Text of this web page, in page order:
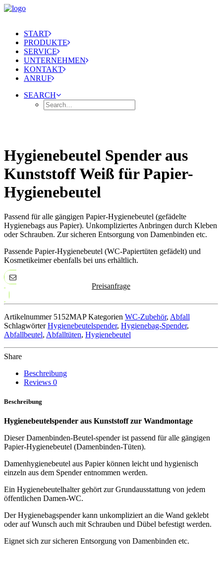
START
PRODUKTE
SERVICE
UNTERNEHMEN
KONTAKT
ANRUF
SEARCH
Hygienebeutel Spender aus
Kunststoff Weiß für Papier-
Hygienebeutel
Passend für alle gängigen Papier-Hygienebeutel (gefädelte
Hygienebags aus Papier). Unkompliziertes Anbringen durch Kleben
oder Schrauben. Zur sicheren Entsorgung von Damenbinden etc.
Passende Papier-Hygienebeutel (WC-Papiertüten gefädelt) und
Kosmetikeimer ebenfalls bei uns erhältlich.
Preisanfrage
Artikelnummer 5152MAP Kategorien WC-Zubehör, Abfall
Schlagwörter Hygienebeutelspender, Hygienebag-Spender,
Abfallbeutel, Abfalltüten, Hygienebeutel
Share
Beschreibung
Reviews 0
Beschreibung
Hygienebeutelspender aus Kunststoff zur Wandmontage
Dieser Damenbinden-Beutel-spender ist passend für alle gängigen
Papier-Hygienebeutel (Damenbinden-Tüten).
Damenhygienebeutel aus Papier können leicht und hygienisch
einzeln aus dem Spender entnommen werden.
Ein Hygienebeutelhalter gehört zur Grundausstattung von jedem
öffentlichen Damen-WC.
Der Hygienebagspender kann unkompliziert an die Wand geklebt
oder auf Wunsch auch mit Schrauben und Dübel befestigt werden.
Eignet sich zur sicheren Entsorgung von Damenbinden etc.